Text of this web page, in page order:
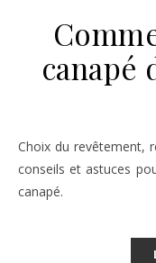
canapé
Choix du revêtement, répulsif naturel, griffoir… Découvrez nos
conseils et astuces
canapé.